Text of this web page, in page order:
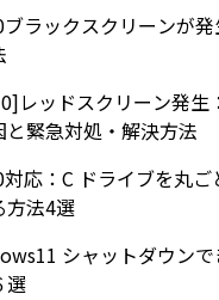
ラックスクリーンが発
レッドスクリーン発生
緊急対処・解決方法
応：C ドライブを丸ご
方法4選
シャットダウン
選